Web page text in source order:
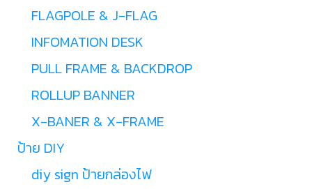
FLAGPOLE & J-FLAG
INFOMATION DESK
PULL FRAME & BACKDROP
ROLLUP BANNER
X-BANER & X-FRAME
ป้าย DIY
diy sign ป้ายกล่องไฟ